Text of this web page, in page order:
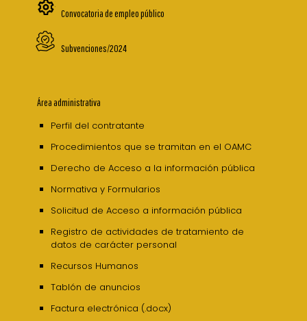
Convocatoria de empleo público
Subvenciones/2024
Área administrativa
Perfil del contratante
Procedimientos que se tramitan en el OAMC
Derecho de Acceso a la información pública
Normativa y Formularios
Solicitud de Acceso a información pública
Registro de actividades de tratamiento de
datos de carácter personal
Recursos Humanos
Tablón de anuncios
Factura electrónica (.docx)